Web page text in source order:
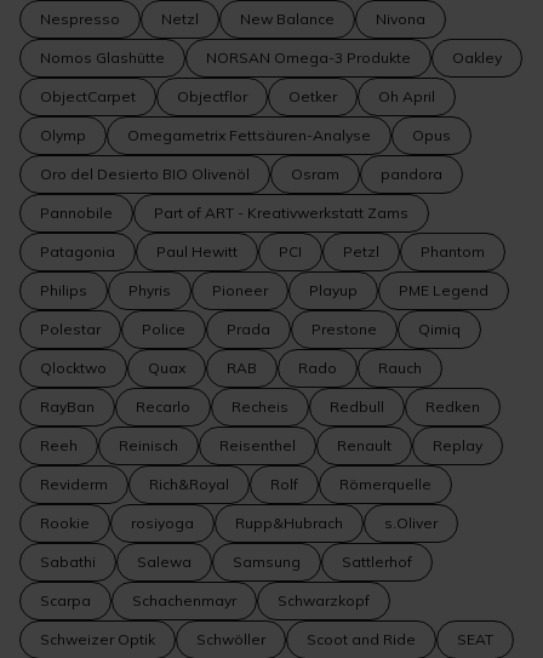
Nespresso Netzl New Balance Nivona
Nomos Glashütte NORSAN Omega-3 Produkte Oakley
ObjectCarpet Objectflor Oetker Oh April
Olymp Omegametrix Fettsäuren-Analyse Opus
Oro del Desierto BIO Olivenöl Osram pandora
Pannobile Part of ART - Kreativwerkstatt Zams
Patagonia Paul Hewitt PCI Petzl Phantom
Philips Phyris Pioneer Playup PME Legend
Polestar Police Prada Prestone Qimiq
Qlocktwo Quax RAB Rado Rauch
RayBan Recarlo Recheis Redbull Redken
Reeh Reinisch Reisenthel Renault Replay
Reviderm Rich&Royal Rolf Römerquelle
Rookie rosiyoga Rupp&Hubrach s.Oliver
Sabathi Salewa Samsung Sattlerhof
Scarpa Schachenmayr Schwarzkopf
Schweizer Optik Schwöller Scoot and Ride SEAT